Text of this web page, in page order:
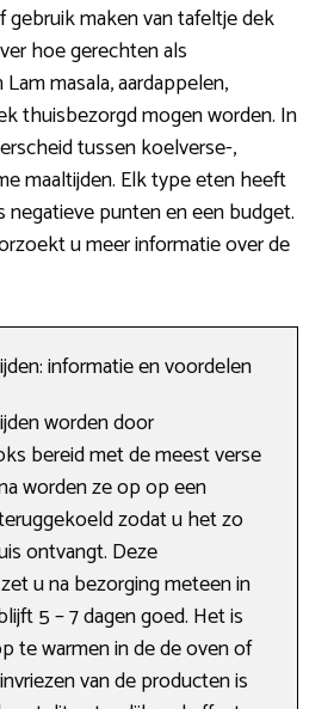
maken van tafeltje dek
hoe gerechten als
masala, aardappelen,
thuisbezorgd mogen worden. In
tussen koelverse-,
maaltijden. Elk type eten heeft
punten en een budget.
u meer informatie over de
informatie en voordelen
worden door
bereid met de meest verse
worden ze op op een
zodat u het zo
ontvangt. Deze
u na bezorging meteen in
5 – 7 dagen goed. Het is
te warmen in de de oven of
van de producten is